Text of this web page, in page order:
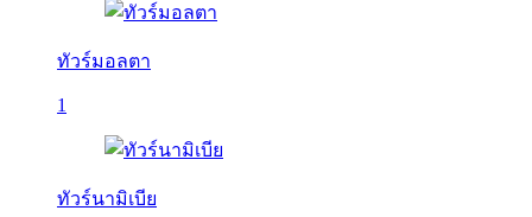
ทัวร์มอลตา
1
ทัวร์นามิเบีย